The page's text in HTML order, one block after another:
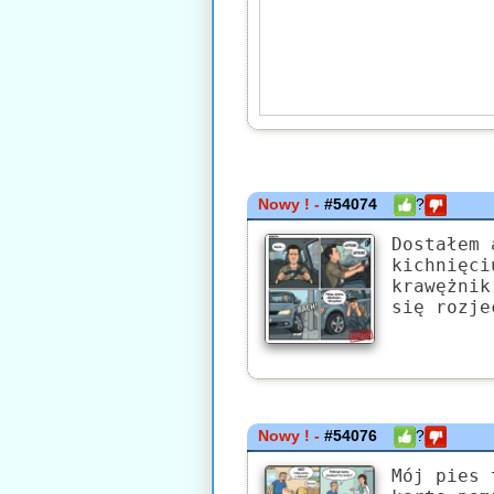
Nowy ! -#54074 ?
się
Nowy ! -#54076 ?
Mój pies